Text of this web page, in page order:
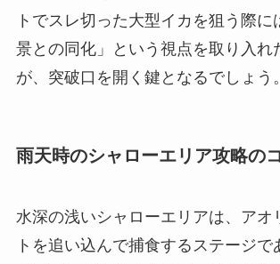
トでスレ切った大型イカを狙う際に
景との同化」という視点を取り入れ
が、突破口を開く鍵となるでしょう。
雨天時のシャローエリア攻略の
水深の浅いシャローエリアは、アオ
トを追い込んで捕食するステージで